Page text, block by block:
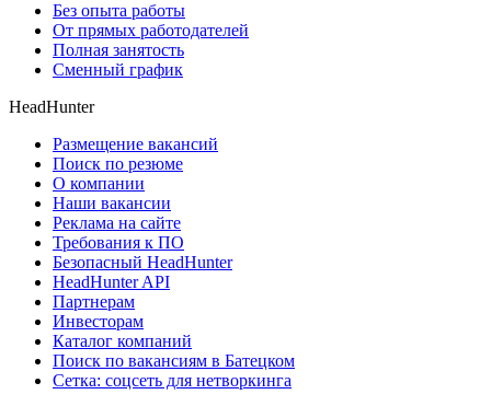
Без опыта работы
От прямых работодателей
Полная занятость
Сменный график
HeadHunter
Размещение вакансий
Поиск по резюме
О компании
Наши вакансии
Реклама на сайте
Требования к ПО
Безопасный HeadHunter
HeadHunter API
Партнерам
Инвесторам
Каталог компаний
Поиск по вакансиям в Батецком
Сетка: соцсеть для нетворкинга